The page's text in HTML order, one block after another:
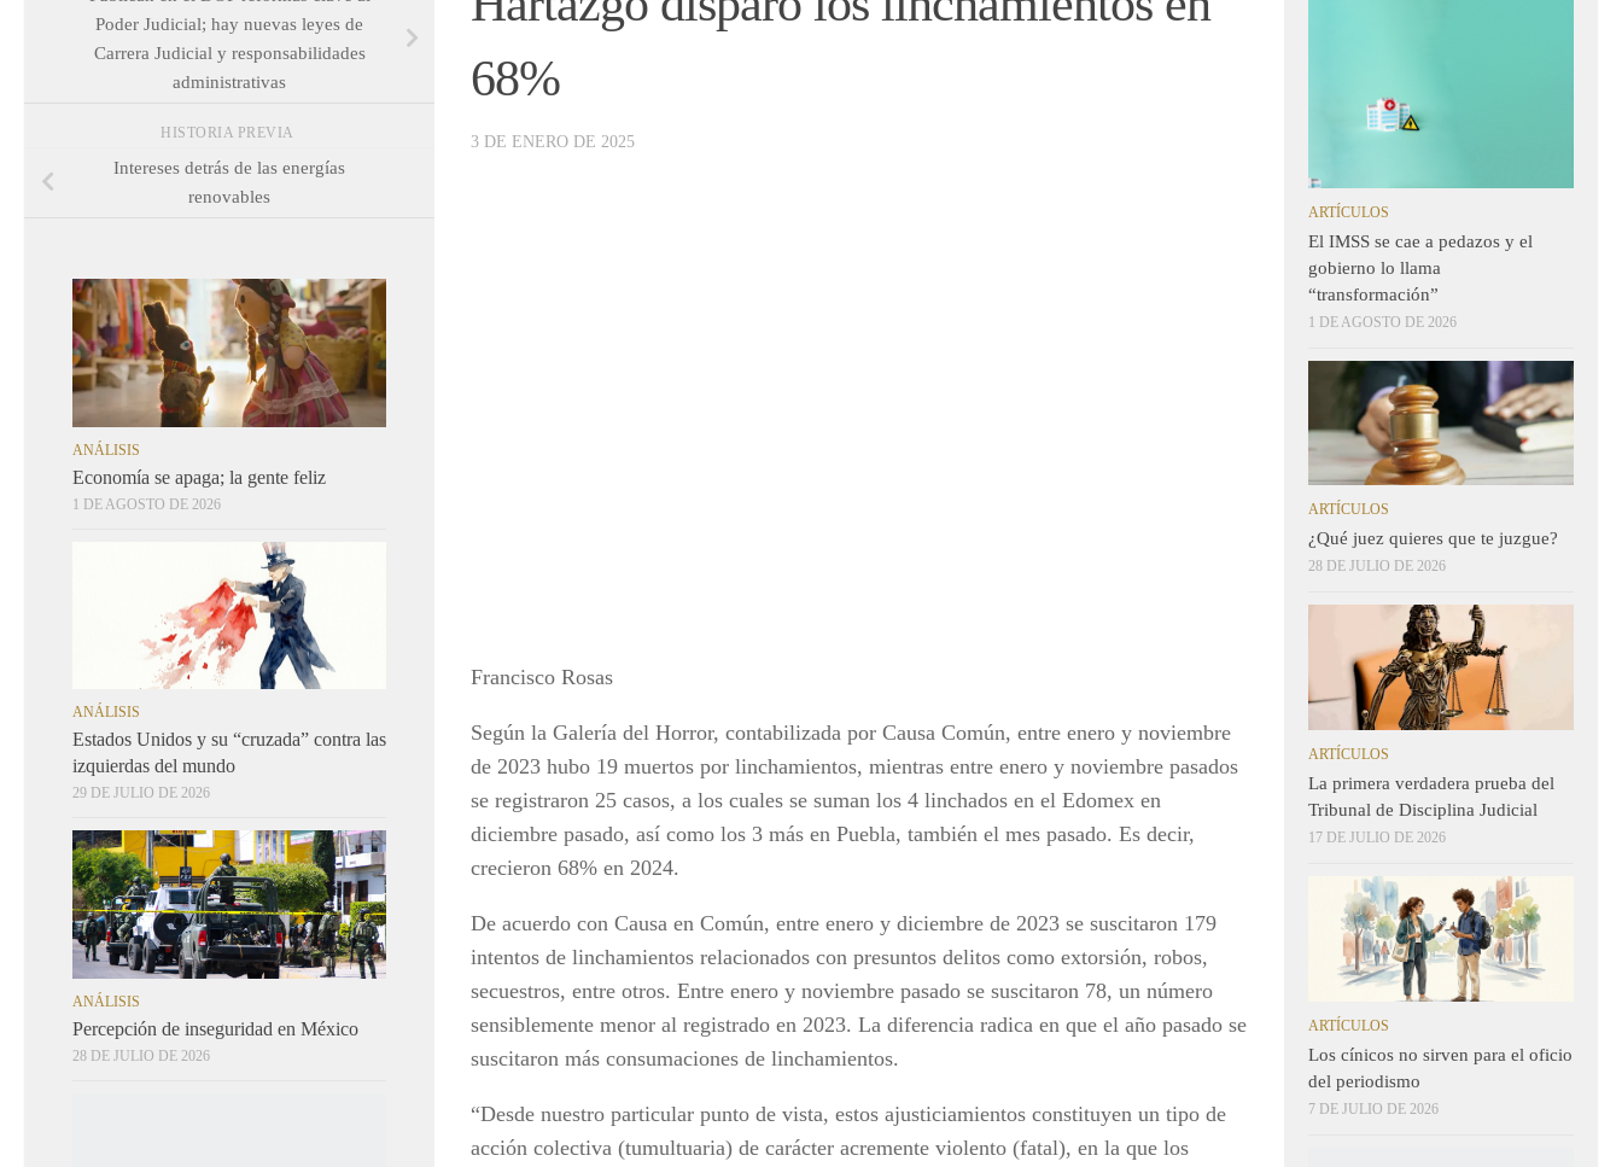
68%
3 DE ENERO DE 2025
Francisco Rosas
Según la Galería del Horror, contabilizada por Causa Común, entre enero y noviembre
de 2023 hubo 19 muertos por linchamientos, mientras entre enero y noviembre pasados
se registraron 25 casos, a los cuales se suman los 4 linchados en el Edomex en
diciembre pasado, así como los 3 más en Puebla, también el mes pasado. Es decir,
crecieron 68% en 2024.
De acuerdo con Causa en Común, entre enero y diciembre de 2023 se suscitaron 179
intentos de linchamientos relacionados con presuntos delitos como extorsión, robos,
secuestros, entre otros. Entre enero y noviembre pasado se suscitaron 78, un número
sensiblemente menor al registrado en 2023. La diferencia radica en que el año pasado se
suscitaron más consumaciones de linchamientos.
“Desde nuestro particular punto de vista, estos ajusticiamientos constituyen un tipo de
acción colectiva (tumultuaria) de carácter acremente violento (fatal), en la que los
Poder Judicial; hay nuevas leyes de
Carrera Judicial y responsabilidades
administrativas
HISTORIA PREVIA
Intereses detrás de las energías
renovables
ANÁLISIS
Economía se apaga; la gente feliz
1 DE AGOSTO DE 2026
ANÁLISIS
Estados Unidos y su “cruzada” contra las
izquierdas del mundo
29 DE JULIO DE 2026
ANÁLISIS
Percepción de inseguridad en México
28 DE JULIO DE 2026
ARTÍCULOS
El IMSS se cae a pedazos y el
gobierno lo llama
“transformación”
1 DE AGOSTO DE 2026
ARTÍCULOS
¿Qué juez quieres que te juzgue?
28 DE JULIO DE 2026
ARTÍCULOS
La primera verdadera prueba del
Tribunal de Disciplina Judicial
17 DE JULIO DE 2026
ARTÍCULOS
Los cínicos no sirven para el oficio
del periodismo
7 DE JULIO DE 2026